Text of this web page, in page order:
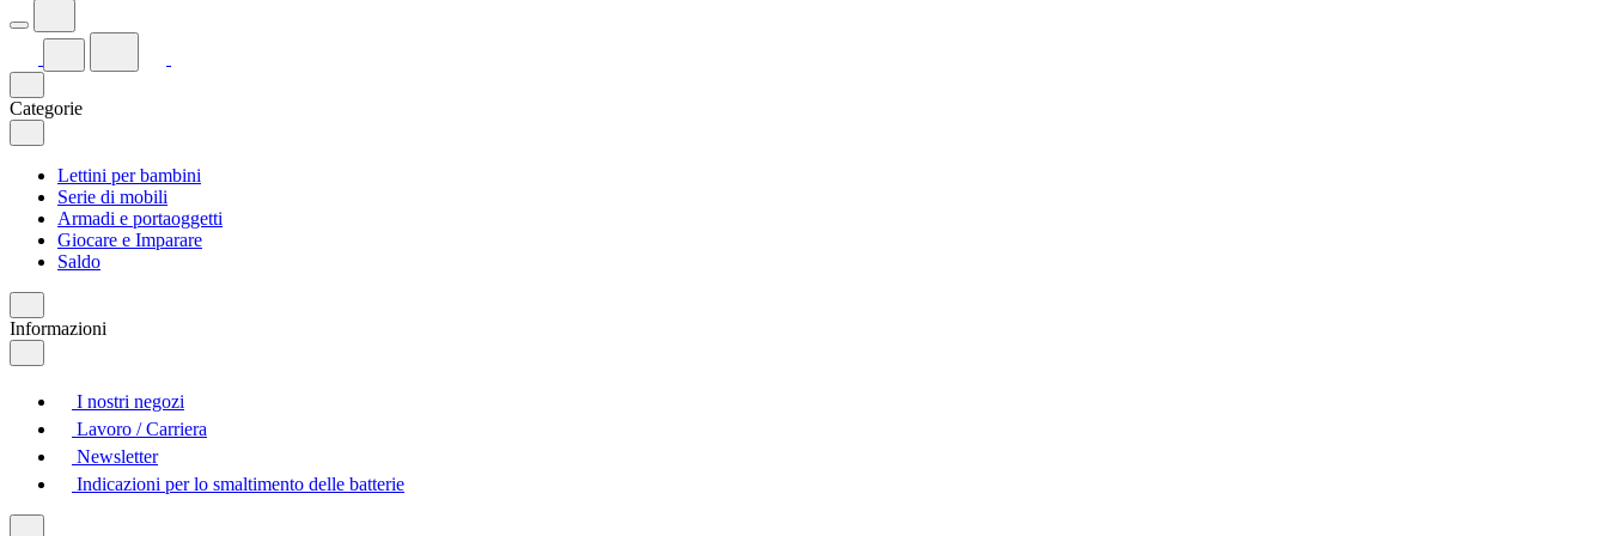
Categorie
Lettini per bambini
Serie di mobili
Armadi e portaoggetti
Giocare e Imparare
Saldo
Informazioni
I nostri negozi
Lavoro / Carriera
Newsletter
Indicazioni per lo smaltimento delle batterie